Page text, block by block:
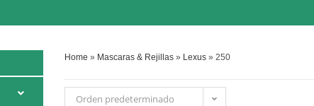
Home » Mascaras & Rejillas» Lexus» 250
Orden predeterminado